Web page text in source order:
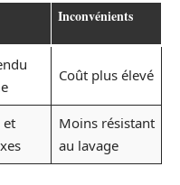
Inconvénients
Coût plus élevé
et
Moins résistant
au lavage